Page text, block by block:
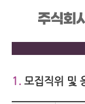
1. 모집직위 및